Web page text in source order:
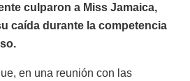
culparon a Miss Jamaica,
caída durante la competencia
en una reunión con las